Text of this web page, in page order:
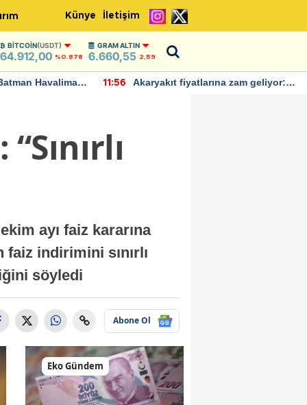
Künye İletişim
BITCOIN(USDT)
64.912,00 %0.878
GRAM ALTIN
6.660,55 2,59
Havalimanı
11:56
Akaryakıt fiyatlarına zam geliyor:
ayı faiz kararına
indirimini sınırlı
söyledi
Abone Ol
Eko Gündem